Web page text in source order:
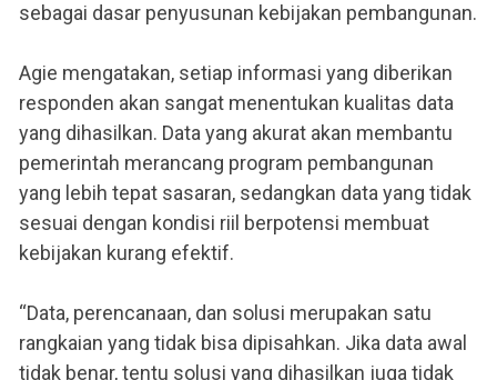
sebagai dasar penyusunan kebijakan pembangunan.
Agie mengatakan, setiap informasi yang diberikan
responden akan sangat menentukan kualitas data
yang dihasilkan. Data yang akurat akan membantu
pemerintah merancang program pembangunan
yang lebih tepat sasaran, sedangkan data yang tidak
sesuai dengan kondisi riil berpotensi membuat
kebijakan kurang efektif.
“Data, perencanaan, dan solusi merupakan satu
rangkaian yang tidak bisa dipisahkan. Jika data awal
tidak benar, tentu solusi yang dihasilkan juga tidak